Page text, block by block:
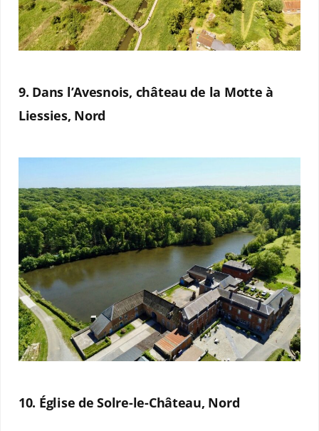
9. Dans l’Avesnois, château de la Motte à
Liessies, Nord
10. Église de Solre-le-Château, Nord